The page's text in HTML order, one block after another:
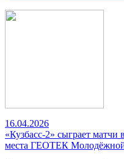
16.04.2026
«Кузбасс-2» сыграет матчи
места ГЕОТЕК Молодёжной